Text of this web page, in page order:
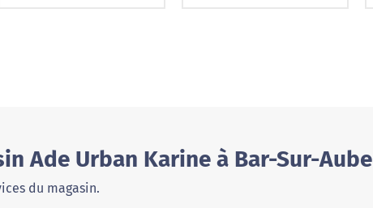
Ade Urban Karine à Bar-Sur-Aube
du magasin.